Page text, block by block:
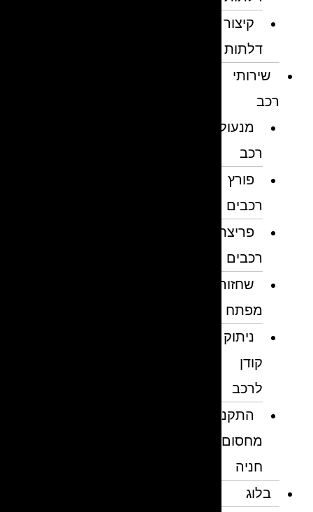
קיצור
דלתות
שירותי
מנעולן
פורץ
רכבים
פריצת
רכבים
שחזור
מפתח
ניתוק
לרכב
התקנת
מחסום
חניה
בלוג